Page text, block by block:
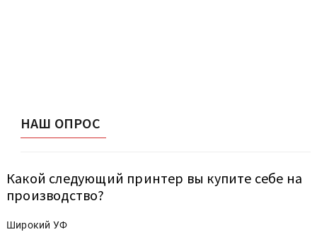
НАШ ОПРОС
Какой следующий принтер вы купите себе на
производство?
Широкий УФ